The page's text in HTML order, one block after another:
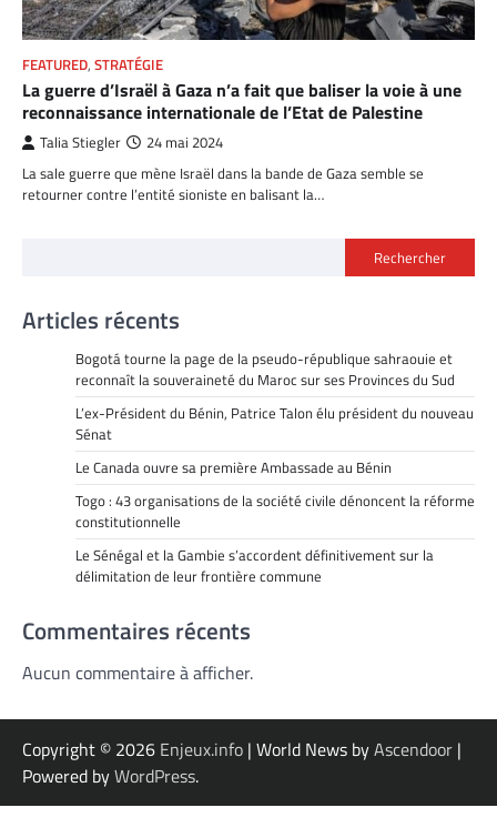
FEATURED, STRATÉGIE
La guerre d’Israël à Gaza n’a fait que baliser la voie à une
reconnaissance internationale de l’Etat de Palestine
Talia Stiegler 24 mai 2024
La sale guerre que mène Israël dans la bande de Gaza semble se
retourner contre l’entité sioniste en balisant la…
Rechercher
Articles récents
Bogotá tourne la page de la pseudo-république sahraouie et
reconnaît la souveraineté du Maroc sur ses Provinces du Sud
L’ex-Président du Bénin, Patrice Talon élu président du nouveau
Sénat
Le Canada ouvre sa première Ambassade au Bénin
Togo : 43 organisations de la société civile dénoncent la réforme
constitutionnelle
Le Sénégal et la Gambie s’accordent définitivement sur la
délimitation de leur frontière commune
Commentaires récents
Aucun commentaire à afficher.
Copyright © 2026 Enjeux.info | World News byAscendoor |
Powered byWordPress.